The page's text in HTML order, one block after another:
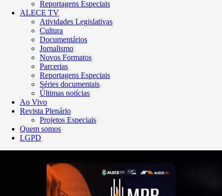
Reportagens Especiais
ALECE TV
Atividades Legislativas
Cultura
Documentários
Jornalismo
Novos Formatos
Parcerias
Reportagens Especiais
Séries documentais
Últimas notícias
Ao Vivo
Revista Plenário
Projetos Especiais
Quem somos
LGPD